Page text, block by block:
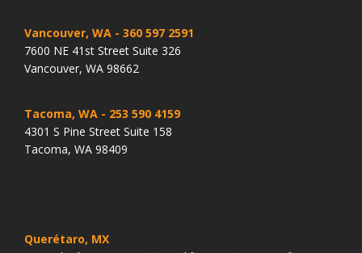
Vancouver, WA - 360 597 2591
7600 NE 41st Street Suite 326
Vancouver, WA 98662
Tacoma, WA - 253 590 4159
4301 S Pine Street Suite 158
Tacoma, WA 98409
Querétaro, MX